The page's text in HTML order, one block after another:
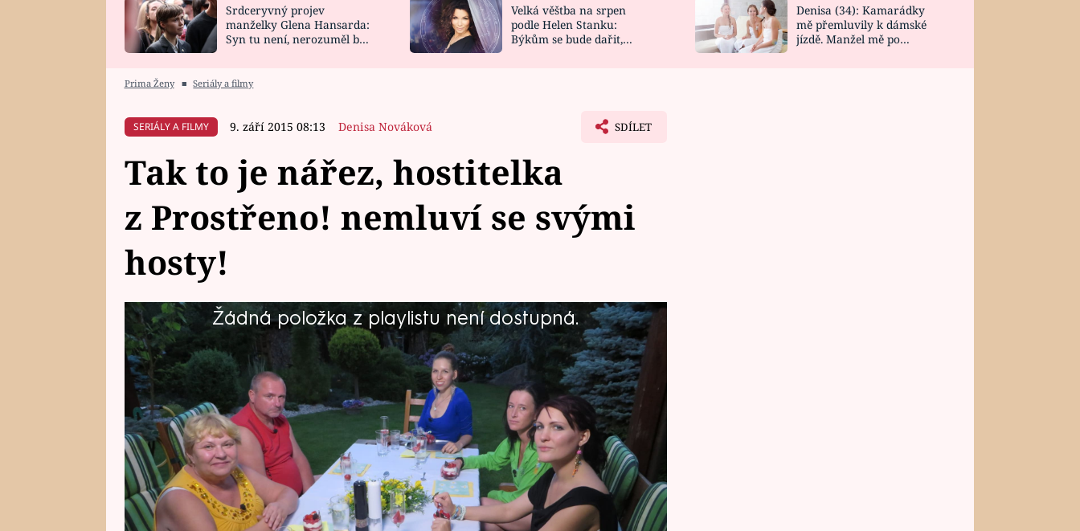
HOROSKOP NA
CELEBRITY
VAŘENÍ
NOVINKY
VIDEORECEPTY
DESIGN
Srdceryvný projev
manželky Glena Hansarda:
Syn tu není, nerozuměl by
Velká věštba na srpen
podle Helen Stanku:
Býkům se bude dařit,
Denisa (34): Kamarádky
mě přemluvily k dámské
jízdě. Manžel mě po
Prima Ženy ■ Seriály a filmy
SERIÁLY A FILMY 9. září 2015 08:13 Denisa Nováková SDÍLET
Tak to je nářez, hostitelka
z Prostřeno! nemluví se svými
hosty!
Žádná položka z playlistu není dostupná.
Není to ovšem, tak že by snad Johana (20) chtěla být ke svým hostům
nezdvořilá. Jenom ji tak trochu opustil hlas... Dívejte se od 17.50 hodin
na Primě na Prostřeno!